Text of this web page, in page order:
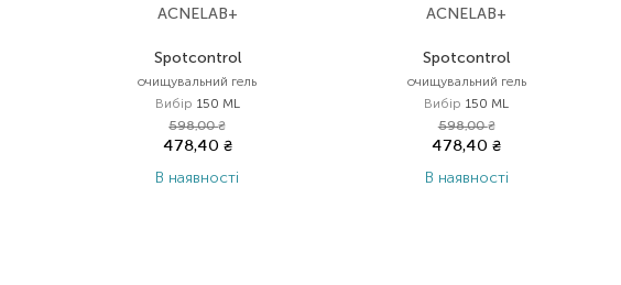
ACNELAB+
Spotcontrol
очищувальний гель
Вибір 150 ML
598,00₴
478,40 ₴
В наявності
ACNELAB+
Spotcontrol
очищувальний гель
Вибір 150 ML
598,00₴
478,40₴
В наявності